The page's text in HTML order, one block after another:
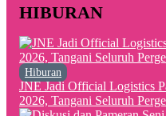
HIBURAN
Hiburan
JNE Jadi Official Logistics
2026, Tangani Seluruh